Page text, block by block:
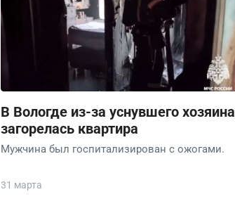
В Вологде из-за уснувшего хозяина
загорелась квартира
Мужчина был госпитализирован с ожогами.
31 марта